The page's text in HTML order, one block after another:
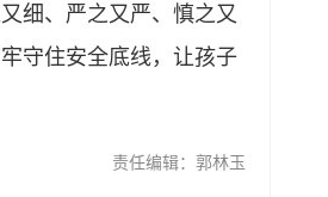
细、严之又严、慎之又
守住安全底线，让孩子
责任编辑：郭林玉